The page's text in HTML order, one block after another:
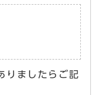
りましたらご記